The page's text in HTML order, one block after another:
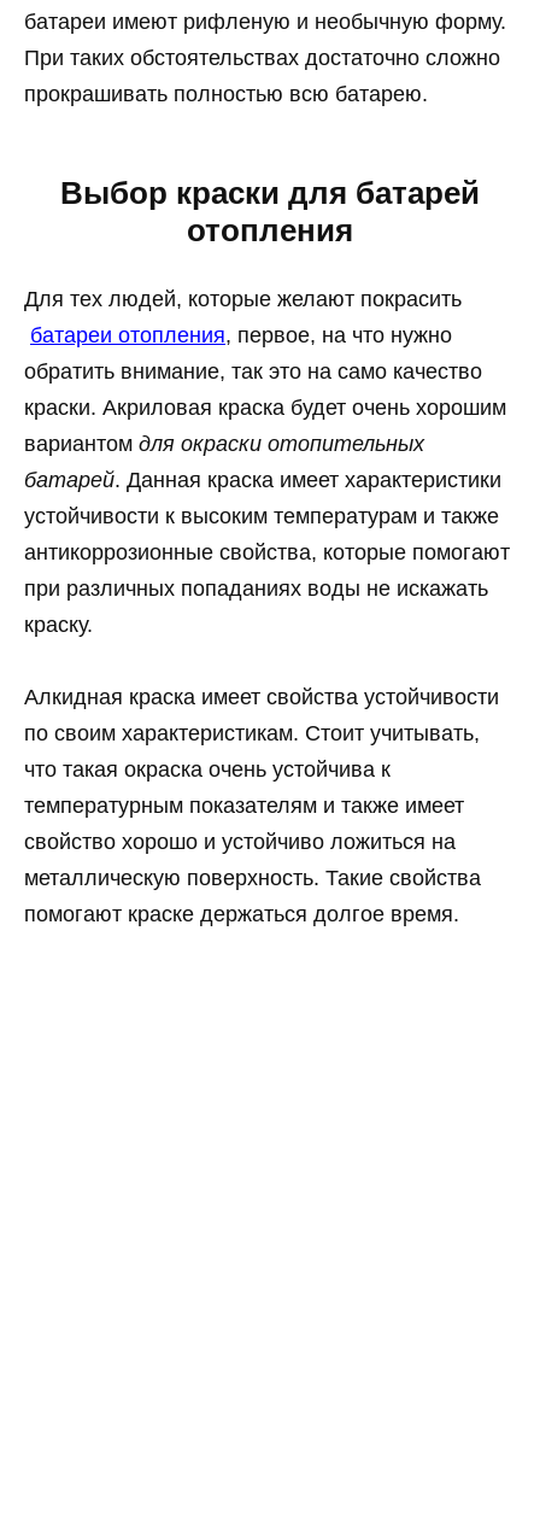
батареи имеют рифленую и необычную форму.
При таких обстоятельствах достаточно сложно
прокрашивать полностью всю батарею.
Выбор краски для батарей
отопления
Для тех людей, которые желают покрасить
батареи отопления, первое, на что нужно
обратить внимание, так это на само качество
краски. Акриловая краска будет очень хорошим
вариантом для окраски отопительных
батарей. Данная краска имеет характеристики
устойчивости к высоким температурам и также
антикоррозионные свойства, которые помогают
при различных попаданиях воды не искажать
краску.
Алкидная краска имеет свойства устойчивости
по своим характеристикам. Стоит учитывать,
что такая окраска очень устойчива к
температурным показателям и также имеет
свойство хорошо и устойчиво ложиться на
металлическую поверхность. Такие свойства
помогают краске держаться долгое время.